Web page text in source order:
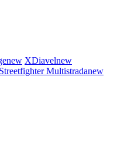
new XDiavelnew
StreetfighterMultistradanew